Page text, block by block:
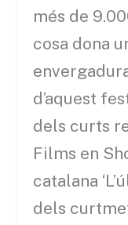
més de
cosa dona
d’aquest
dels curts
Films en
catalana
dels